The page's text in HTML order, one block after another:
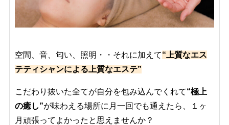
空間、音、匂い、照明・・それに加えて“上質なエス
テティシャンによる上質なエステ”
こだわり抜いた全てが自分を包み込んでくれて“極上
の癒し”が味わえる場所に月一回でも通えたら、１ヶ
月頑張ってよかったと思えませんか？